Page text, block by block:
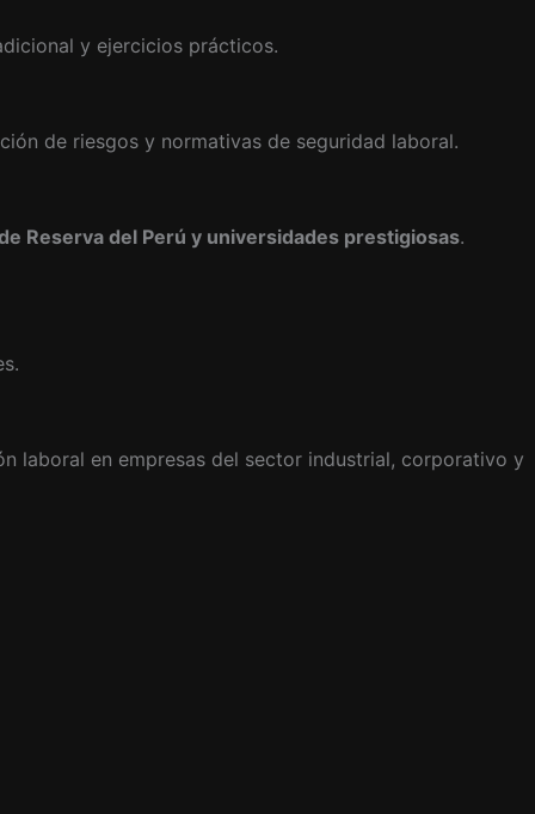
y ejercicios prácticos.
de riesgos y normativas de seguridad laboral.
Reserva del Perú y universidades prestigiosas.
laboral en empresas del sector industrial, corporativo y